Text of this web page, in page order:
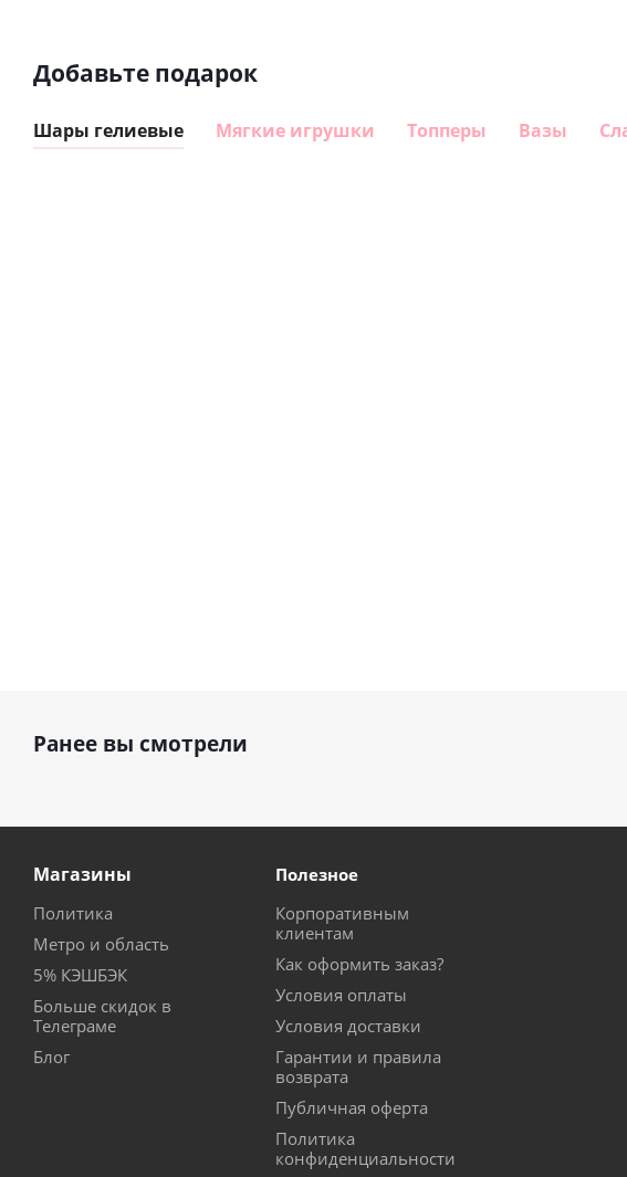
Добавьте подарок
Шары гелиевые Мягкие игрушки Топперы Вазы
Ранее вы смотрели
Магазины
Политика
Метро и область
5% КЭШБЭК
Больше скидок в
Телеграме
Блог
Полезное
Корпоративным
клиентам
Как оформить заказ?
Условия оплаты
Условия доставки
Гарантии и правила
возврата
Публичная оферта
Политика
конфиденциальности